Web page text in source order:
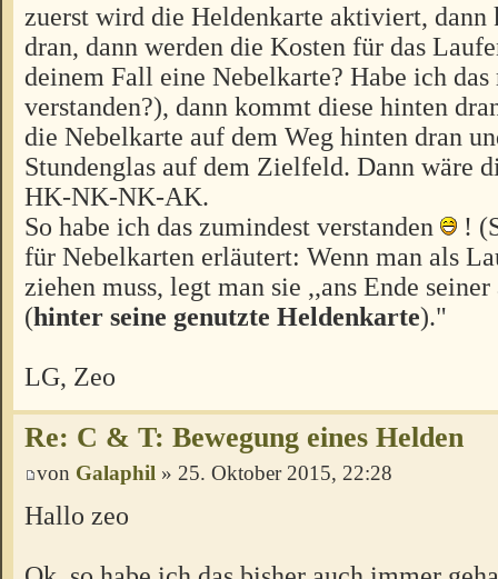
zuerst wird die Heldenkarte aktiviert, dann
dran, dann werden die Kosten für das
deinem Fall eine Nebelkarte? Habe ich
verstanden?), dann kommt diese hinten
die Nebelkarte auf dem Weg hinten dran
Stundenglas auf dem Zielfeld. Dann wäre
HK-NK-NK-AK.
So habe ich das zumindest verstanden
!
für Nebelkarten erläutert: Wenn man als
ziehen muss, legt man sie ,,ans Ende
(hinter seine genutzte Heldenkarte)."
LG, Zeo
Re: C & T: Bewegung eines Helden
von Galaphil » 25. Oktober 2015, 22:28
Hallo zeo